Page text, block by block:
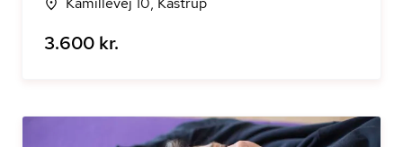
3.600 kr.